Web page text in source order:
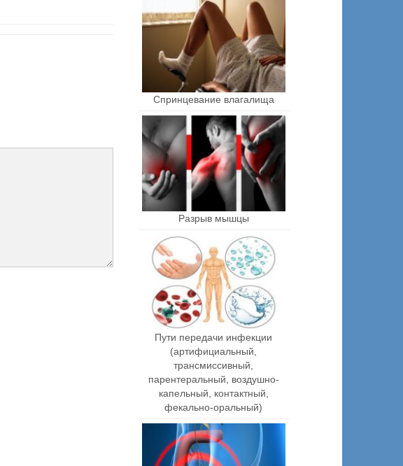
Спринцевание влагалища
Разрыв мышцы
Пути передачи инфекции
(артифициальный,
трансмиссивный,
парентеральный, воздушно-
капельный, контактный,
фекально-оральный)